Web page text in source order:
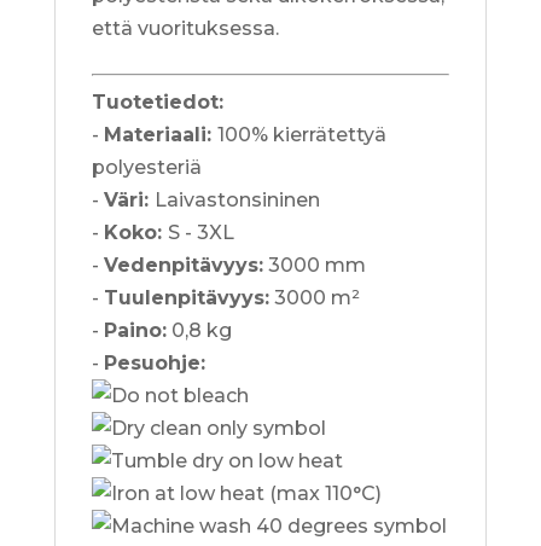
että vuorituksessa.
Tuotetiedot:
- Materiaali: 100% kierrätettyä
polyesteriä
- Väri: Laivastonsininen
- Koko: S - 3XL
- Vedenpitävyys:3000 mm
- Tuulenpitävyys:3000 m²
- Paino:0,8 kg
- Pesuohje: